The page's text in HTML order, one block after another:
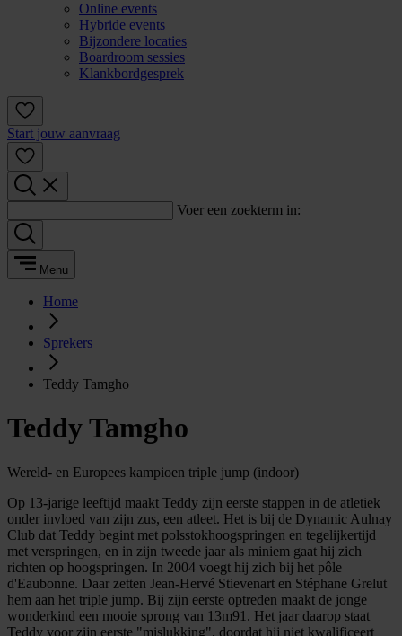
Online events
Hybride events
Bijzondere locaties
Boardroom sessies
Klankbordgesprek
Start jouw aanvraag
Voer een zoekterm in:
Menu
Home
Sprekers
Teddy Tamgho
Teddy Tamgho
Wereld- en Europees kampioen triple jump (indoor)
Op 13-jarige leeftijd maakt Teddy zijn eerste stappen in de atletiek
onder invloed van zijn zus, een atleet. Het is bij de Dynamic Aulnay
Club dat Teddy begint met polsstokhoogspringen en tegelijkertijd
met verspringen, en in zijn tweede jaar als miniem gaat hij zich
richten op hoogspringen. In 2004 voegt hij zich bij het pôle
d'Eaubonne. Daar zetten Jean-Hervé Stievenart en Stéphane Grelut
hem aan het triple jump. Bij zijn eerste optreden maakt de jonge
wonderkind een mooie sprong van 13m91. Het jaar daarop staat
Teddy voor zijn eerste "mislukking", doordat hij niet kwalificeert